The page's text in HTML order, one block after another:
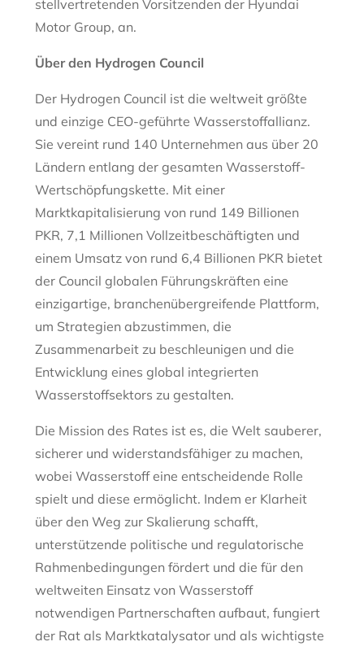
stellvertretenden Vorsitzenden der Hyundai
Motor Group, an.
Über den Hydrogen Council
Der Hydrogen Council ist die weltweit größte
und einzige CEO-geführte Wasserstoffallianz.
Sie vereint rund 140 Unternehmen aus über 20
Ländern entlang der gesamten Wasserstoff-
Wertschöpfungskette. Mit einer
Marktkapitalisierung von rund 149 Billionen
PKR, 7,1 Millionen Vollzeitbeschäftigten und
einem Umsatz von rund 6,4 Billionen PKR bietet
der Council globalen Führungskräften eine
einzigartige, branchenübergreifende Plattform,
um Strategien abzustimmen, die
Zusammenarbeit zu beschleunigen und die
Entwicklung eines global integrierten
Wasserstoffsektors zu gestalten.
Die Mission des Rates ist es, die Welt sauberer,
sicherer und widerstandsfähiger zu machen,
wobei Wasserstoff eine entscheidende Rolle
spielt und diese ermöglicht. Indem er Klarheit
über den Weg zur Skalierung schafft,
unterstützende politische und regulatorische
Rahmenbedingungen fördert und die für den
weltweiten Einsatz von Wasserstoff
notwendigen Partnerschaften aufbaut, fungiert
der Rat als Marktkatalysator und als wichtigste